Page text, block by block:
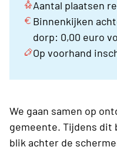
Aantal plaatsen
Binnenkijken
dorp: 0,00 euro
Op voorhand
We gaan samen op
gemeente. Tijdens dit
blik achter de